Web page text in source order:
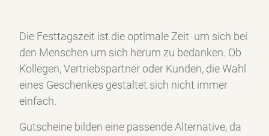
Die Festtagszeit ist die optimale Zeit um sich bei
den Menschen um sich herum zu bedanken. Ob
Kollegen, Vertriebspartner oder Kunden, die Wahl
eines Geschenkes gestaltet sich nicht immer
einfach.
Gutscheine bilden eine passende Alternative, da